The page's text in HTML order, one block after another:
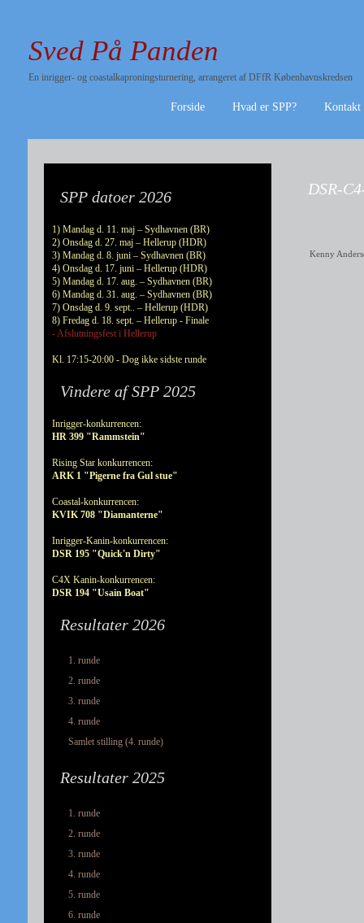
Sved På Panden
En inrigger- og coastalkaproningsturnering, arrangeret af DFfR Københavnskredsen
Forside Hvad er SPP? Kontakt
SPP datoer 2026
1) Mandag d. 11. maj – Sydhavnen (BR)
2) Onsdag d. 27. maj – Hellerup (HDR)
3) Mandag d. 8. juni – Sydhavnen (BR)
4) Onsdag d. 17. juni – Hellerup (HDR)
5) Mandag d. 17. aug. – Sydhavnen (BR)
6) Mandag d. 31. aug. – Sydhavnen (BR)
7) Onsdag d. 9. sept.. – Hellerup (HDR)
8) Fredag d. 18. sept. – Hellerup - Finale
- Afslutningsfest i Hellerup
Kl. 17:15-20:00 - Dog ikke sidste runde
Vindere af SPP 2025
Inrigger-konkurrencen:
HR 399 "Rammstein"
Rising Star konkurrencen:
ARK 1 "Pigerne fra Gul stue"
Coastal-konkurrencen:
KVIK 708 "Diamanterne"
Inrigger-Kanin-konkurrencen:
DSR 195 "Quick'n Dirty"
C4X Kanin-konkurrencen:
DSR 194 "Usain Boat"
Resultater 2026
1. runde
2. runde
3. runde
4. runde
Samlet stilling (4. runde)
Resultater 2025
1. runde
2. runde
3. runde
4. runde
5. runde
6. runde
DSR-
Kenny